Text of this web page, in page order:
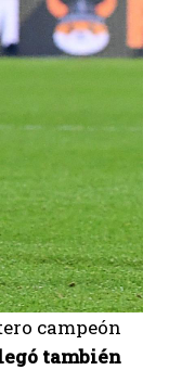
campeón
también